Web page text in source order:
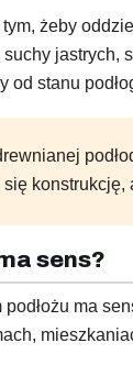
żeby
suchy
od stanu
konstrukcję,
sens?
podłożu ma